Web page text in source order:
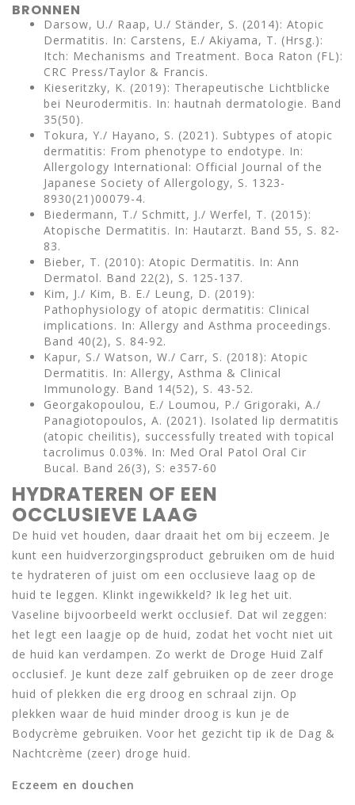
BRONNEN
Darsow, U./ Raap, U./ Ständer, S. (2014): Atopic
Dermatitis. In: Carstens, E./ Akiyama, T. (Hrsg.):
Itch: Mechanisms and Treatment. Boca Raton (FL):
CRC Press/Taylor & Francis.
Kieseritzky, K. (2019): Therapeutische Lichtblicke
bei Neurodermitis. In: hautnah dermatologie. Band
35(50).
Tokura, Y./ Hayano, S. (2021). Subtypes of atopic
dermatitis: From phenotype to endotype. In:
Allergology International: Official Journal of the
Japanese Society of Allergology, S. 1323-
8930(21)00079-4.
Biedermann, T./ Schmitt, J./ Werfel, T. (2015):
Atopische Dermatitis. In: Hautarzt. Band 55, S. 82-
83.
Bieber, T. (2010): Atopic Dermatitis. In: Ann
Dermatol. Band 22(2), S. 125-137.
Kim, J./ Kim, B. E./ Leung, D. (2019):
Pathophysiology of atopic dermatitis: Clinical
implications. In: Allergy and Asthma proceedings.
Band 40(2), S. 84-92.
Kapur, S./ Watson, W./ Carr, S. (2018): Atopic
Dermatitis. In: Allergy, Asthma & Clinical
Immunology. Band 14(52), S. 43-52.
Georgakopoulou, E./ Loumou, P./ Grigoraki, A./
Panagiotopoulos, A. (2021). Isolated lip dermatitis
(atopic cheilitis), successfully treated with topical
tacrolimus 0.03%. In: Med Oral Patol Oral Cir
Bucal. Band 26(3), S: e357-60
HYDRATEREN OF EEN
OCCLUSIEVE LAAG
De huid vet houden, daar draait het om bij eczeem. Je
kunt een huidverzorgingsproduct gebruiken om de huid
te hydrateren of juist om een occlusieve laag op de
huid te leggen. Klinkt ingewikkeld? Ik leg het uit.
Vaseline bijvoorbeeld werkt occlusief. Dat wil zeggen:
het legt een laagje op de huid, zodat het vocht niet uit
de huid kan verdampen. Zo werkt de Droge Huid Zalf
occlusief. Je kunt deze zalf gebruiken op de zeer droge
huid of plekken die erg droog en schraal zijn. Op
plekken waar de huid minder droog is kun je de
Bodycrème gebruiken. Voor het gezicht tip ik de Dag &
Nachtcrème (zeer) droge huid.
Eczeem en douchen